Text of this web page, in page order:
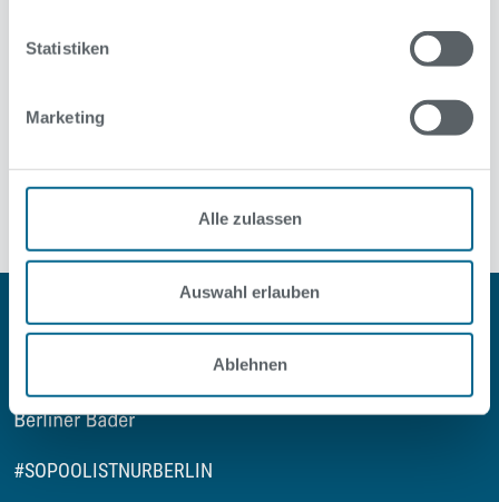
Statistiken
Marketing
Alle zulassen
Auswahl erlauben
Ablehnen
Angaben prüfen
#SOPOOLISTNURBERLIN